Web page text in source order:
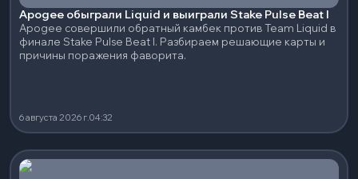
Apogee обыграли Liquid и выиграли Stake Pulse Beat I
Apogee совершили обратный камбек против Team Liquid в
финале Stake Pulse Beat I. Разбираем решающие карты и
причины поражения фаворита.
6 августа 2026 г.04:32